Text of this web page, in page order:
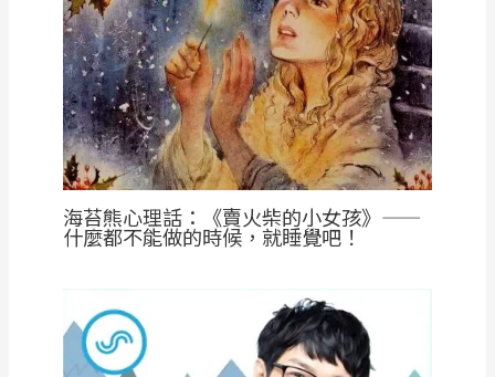
海苔熊心理話：《賣火柴的小女孩》——
什麼都不能做的時候，就睡覺吧！